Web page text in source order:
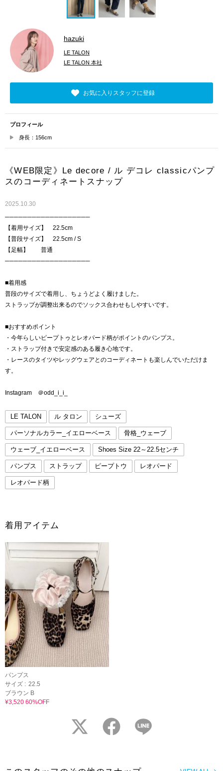
hazuki
LE TALON
LE TALON 本社
お気に入りスタッフに登録
プロフィール
身長：156cm
《WEB限定》Le decore / ル デコレ classicパンプ
スのコーディネートスナップ
2025.10.30
───────────────────
【着用サイズ】 22.5cm
【普段サイズ】 22.5cm / S
【足幅】 普通
───────────────────
■着用感
普段のサイズで着用し、ちょうどよく履けました。
ストラップが調整出来るのでソックス合わせもしやすいです。
■おすすめポイント
・今年らしいピープトゥとレオパード柄がポイントのパンプス。
・ストラップ付きで安定感のある履き心地です。
・レースのタイツやレッグウェアとのコーディネートも楽しんでいただけま
す。
Instagram ＠odd_i_i_
LE TALON ル タロン シューズ
パーソナルカラー_イエローベース 骨格_ウェーブ
ウェーブ_イエローベース Shoes Size 22～22.5センチ
パンプス ストラップ ピープトウ レオパード
レオパード柄
着用アイテム
パンプス
サイズ : 22.5
ブラウン B
¥3,520 60%OFF
twitter facebook